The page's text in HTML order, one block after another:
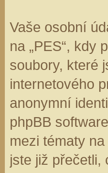
Vaše osobní
na „PES“, kdy
soubory, které
internetového
anonymní
phpBB
mezi tématy
jste již přečetli,